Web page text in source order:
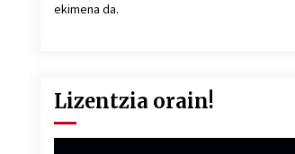
ekimena da.
Lizentzia orain!